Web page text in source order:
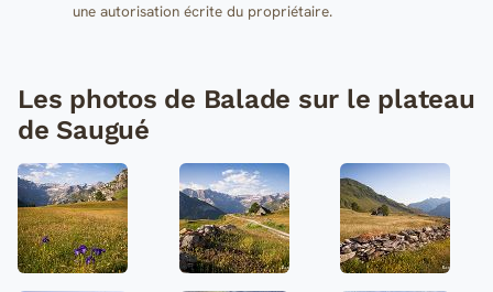
une autorisation écrite du propriétaire.
Les photos de Balade sur le plateau
de Saugué